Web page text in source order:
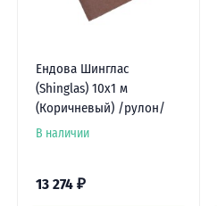
Ендова Шинглас
(Shinglas) 10х1 м
(Коричневый) /рулон/
В наличии
13 274 ₽